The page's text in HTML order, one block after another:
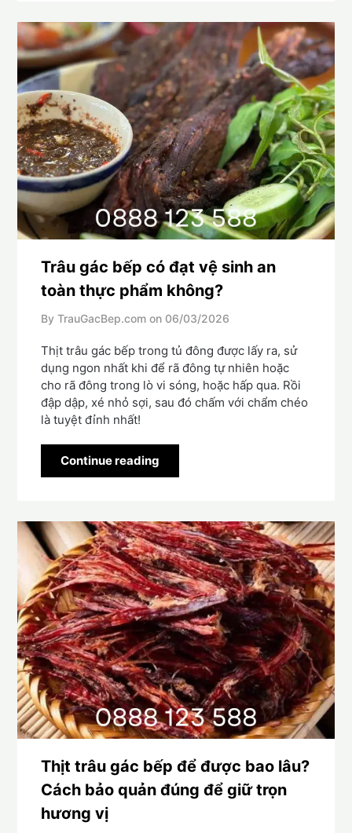
Trâu gác bếp có đạt vệ sinh an
toàn thực phẩm không?
By TrauGacBep.com on 06/03/2026
Thịt trâu gác bếp trong tủ đông được lấy ra, sử
dụng ngon nhất khi để rã đông tự nhiên hoặc
cho rã đông trong lò vi sóng, hoặc hấp qua. Rồi
đập dập, xé nhỏ sợi, sau đó chấm với chẩm chéo
là tuyệt đỉnh nhất!
Continue reading
Thịt trâu gác bếp để được bao lâu?
Cách bảo quản đúng để giữ trọn
hương vị